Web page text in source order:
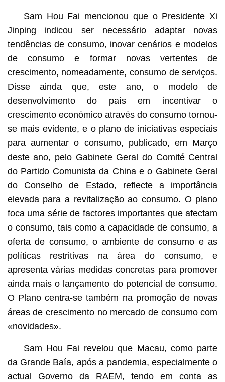
Sam Hou Fai mencionou que o Presidente Xi
Jinping indicou ser necessário adaptar novas
tendências de consumo, inovar cenários e modelos
de consumo e formar novas vertentes de
crescimento, nomeadamente, consumo de serviços.
Disse ainda que, este ano, o modelo de
desenvolvimento do país em incentivar o
crescimento económico através do consumo tornou-
se mais evidente, e o plano de iniciativas especiais
para aumentar o consumo, publicado, em Março
deste ano, pelo Gabinete Geral do Comité Central
do Partido Comunista da China e o Gabinete Geral
do Conselho de Estado, reflecte a importância
elevada para a revitalização ao consumo. O plano
foca uma série de factores importantes que afectam
o consumo, tais como a capacidade de consumo, a
oferta de consumo, o ambiente de consumo e as
políticas restritivas na área do consumo, e
apresenta várias medidas concretas para promover
ainda mais o lançamento do potencial de consumo.
O Plano centra-se também na promoção de novas
áreas de crescimento no mercado de consumo com
«novidades».
Sam Hou Fai revelou que Macau, como parte
da Grande Baía, após a pandemia, especialmente o
actual Governo da RAEM, tendo em conta as